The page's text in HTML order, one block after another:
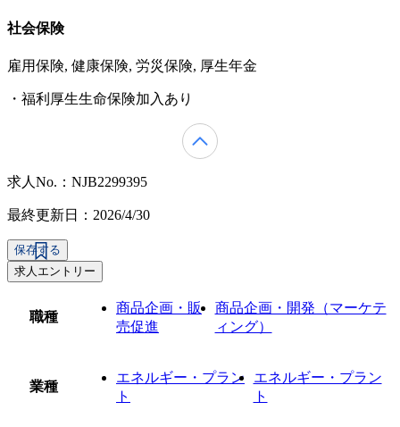
社会保険
雇用保険, 健康保険, 労災保険, 厚生年金
・福利厚生生命保険加入あり
求人No.：NJB2299395
最終更新日：2026/4/30
保存する
求人エントリー
職種
商品企画・販
売促進
商品企画・開発（マーケテ
ィング）
業種
エネルギー・プラン
ト
エネルギー・プラン
ト